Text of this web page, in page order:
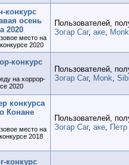
конкурс
осень
2020
место на
2020
Пользователей,
Зогар Саг, аке, Monk
конкурс
на хоррор-
2020
Пользователей,
Зогар Саг, Monk,
конкурса
Конане
место на
2018
Пользователей,
Зогар Саг, аке,
конкурс